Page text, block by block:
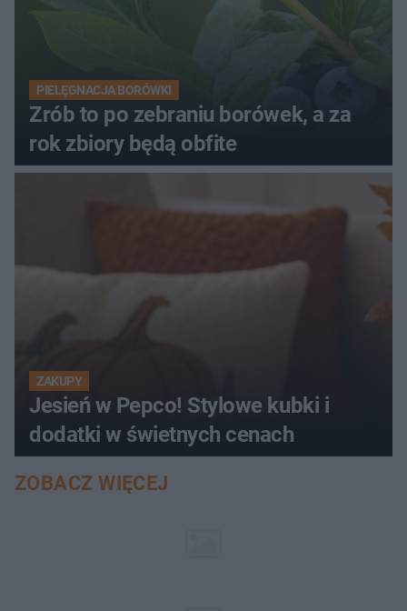
PIELĘGNACJA BORÓWKI
Zrób to po zebraniu borówek, a za
rok zbiory będą obfite
ZAKUPY
Jesień w Pepco! Stylowe kubki i
dodatki w świetnych cenach
ZOBACZ WIĘCEJ